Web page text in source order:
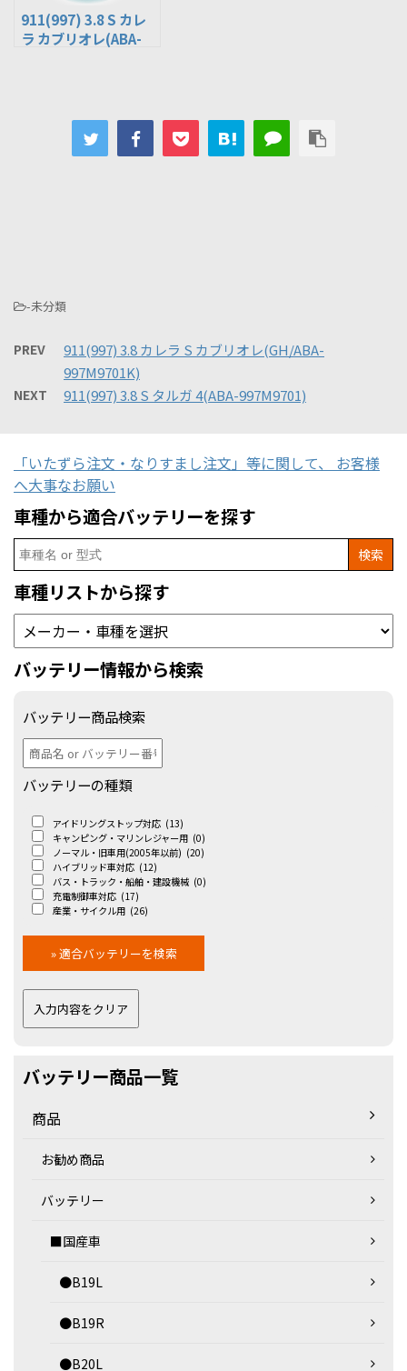
911(997) 3.8 S カレ
ラ カブリオレ(ABA-
-未分類
PREV
911(997) 3.8 カレラ S カブリオレ(GH/ABA-
997M9701K)
NEXT 911(997) 3.8 S タルガ 4(ABA-997M9701)
「いたずら注文・なりすまし注文」等に関して、 お客様
へ大事なお願い
車種から適合バッテリーを探す
Search
for:
車種リストから探す
バッテリー情報から検索
バッテリー商品検索
バッテリーの種類
アイドリングストップ対応 (13)
キャンピング・マリンレジャー用 (0)
ノーマル・旧車用(2005年以前) (20)
ハイブリッド車対応 (12)
バス・トラック・船舶・建設機械 (0)
充電制御車対応 (17)
産業・サイクル用 (26)
バッテリー商品一覧
商品
お勧め商品
バッテリー
■国産車
●B19L
●B19R
●B20L